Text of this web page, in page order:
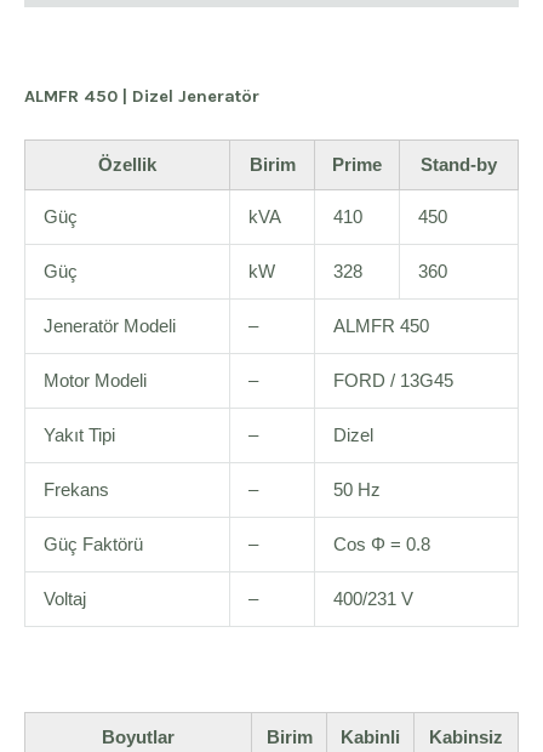
ALMFR 450 | Dizel Jeneratör
Özellik Birim Prime Stand-by
Güç kVA 410 450
Güç kW 328 360
Jeneratör Modeli – ALMFR 450
Motor Modeli – FORD / 13G45
Yakıt Tipi – Dizel
Frekans – 50 Hz
Güç Faktörü – Cos Φ = 0.8
Voltaj – 400/231 V
Boyutlar Birim Kabinli Kabinsiz